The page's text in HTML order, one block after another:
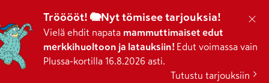
Trööööt! 🐘Nyt tömisee tarjouksia!
Vielä ehdit napata mammuttimaiset edut
merkkihuoltoon ja latauksiin! Edut voimassa vain
Plussa-kortilla 16.8.2026 asti.
Tutustu tarjouksiin